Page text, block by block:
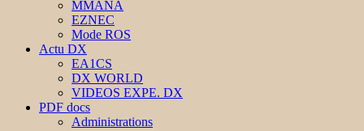
MMANA
EZNEC
Mode ROS
Actu DX
EA1CS
DX WORLD
VIDEOS EXPE. DX
PDF docs
Administrations